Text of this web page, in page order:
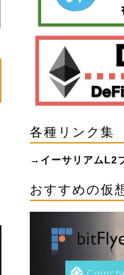
各種リンク集
→ イーサリアムL2
おすすめの仮